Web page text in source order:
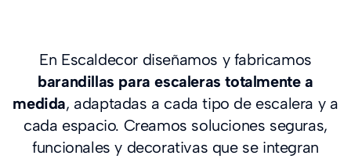
En Escaldecor diseñamos y fabricamos
barandillas para escaleras totalmente a
medida, adaptadas a cada tipo de escalera y a
cada espacio. Creamos soluciones seguras,
funcionales y decorativas que se integran